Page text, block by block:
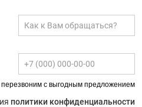
с выгодным предложением
политики конфиденциальности